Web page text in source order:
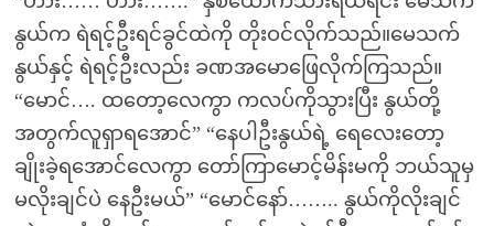
နွယ်က ရဲရင့်ဦးရင်ခွင်ထဲကို တိုးဝင်လိုက်သည်။မေသက်
နွယ်နှင့် ရဲရင့်ဦးလည်း ခဏအမောဖြေလိုက်ကြသည်။
“မောင်…. ထတော့လေကွာ ကလပ်ကိုသွားပြီး နွယ်တို့
အတွက်လူရှာရအောင်” “နေပါဦးနွယ်ရဲ့ ရေလေးတော့
ချိုးခဲ့ရအောင်လေကွာ တော်ကြာမောင့်မိန်းမကို ဘယ်သူမှ
မလိုးချင်ပဲ နေဦးမယ်” “မောင်နော်…….. နွယ်ကိုလိုးချင်